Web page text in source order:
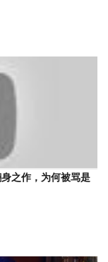
之作，为何被骂是